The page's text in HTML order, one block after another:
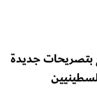
بتصريحات جديدة